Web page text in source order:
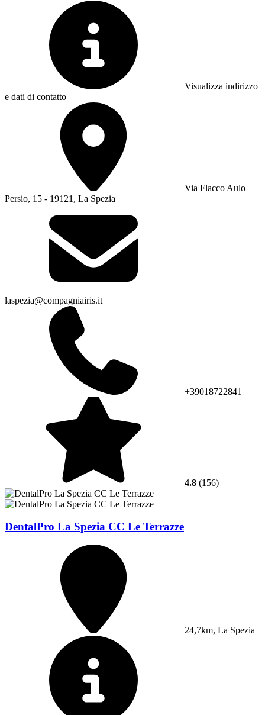
Visualizza indirizzo
e dati di contatto
Via Flacco Aulo
Persio, 15 - 19121, La Spezia
laspezia@compagniairis.it
+39018722841
4.8 (156)
DentalPro La Spezia CC Le Terrazze
24,7km, La Spezia